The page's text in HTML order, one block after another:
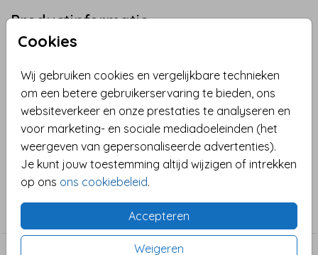
Cookies
Wij gebruiken cookies en vergelijkbare technieken
om een betere gebruikerservaring te bieden, ons
websiteverkeer en onze prestaties te analyseren en
voor marketing- en sociale mediadoeleinden (het
weergeven van gepersonaliseerde advertenties).
Je kunt jouw toestemming altijd wijzigen of intrekken
op ons ons cookiebeleid.
Accepteren
Weigeren
Productinformatie
Stoere verjaardagskaart voor jongens. Krijtbord look
en graffiti stijl. Tip: maak je kaart persoonlijk door het
woord "YOU!" te vervangen voor de naam van de
jarige.
Toon meer
Collectie